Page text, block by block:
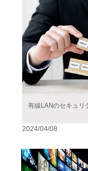
有線LANのセキュリ
2024/04/08